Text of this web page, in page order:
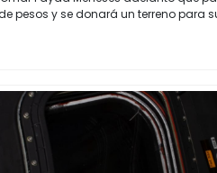
pesos y se donará un terreno para